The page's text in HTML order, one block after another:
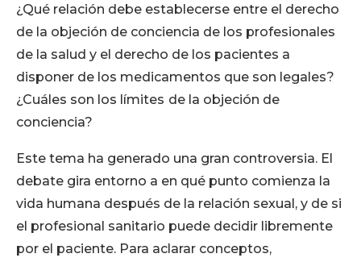
¿Qué relación debe establecerse entre el derecho
de la objeción de conciencia de los profesionales
de la salud y el derecho de los pacientes a
disponer de los medicamentos que son legales?
¿Cuáles son los límites de la objeción de
conciencia?
Este tema ha generado una gran controversia. El
debate gira entorno a en qué punto comienza la
vida humana después de la relación sexual, y de si
el profesional sanitario puede decidir libremente
por el paciente. Para aclarar conceptos,